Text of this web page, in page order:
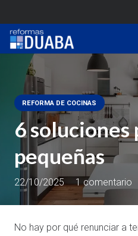
REFORMA DE COCINAS
6 soluciones
pequeñas
22/10/2025 1 comentario
No hay por qué renunciar a